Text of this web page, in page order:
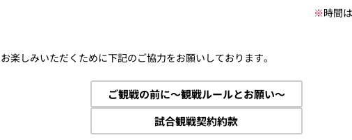
※時間
楽しみいただくために下記のご協力をお願いしております。
ご観戦の前に～観戦ルールとお願い～
試合観戦契約約款